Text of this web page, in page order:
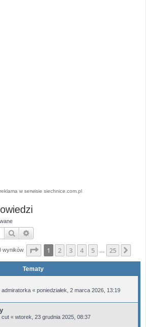
w serwisie siechnice.com.pl
Szukaj
wyników Strona z25
1 2 3 4 5 25
Tematy
admiratorka « poniedziałek, 2 marca 2026, 13:19
cut « wtorek, 23 grudnia 2025, 08:37